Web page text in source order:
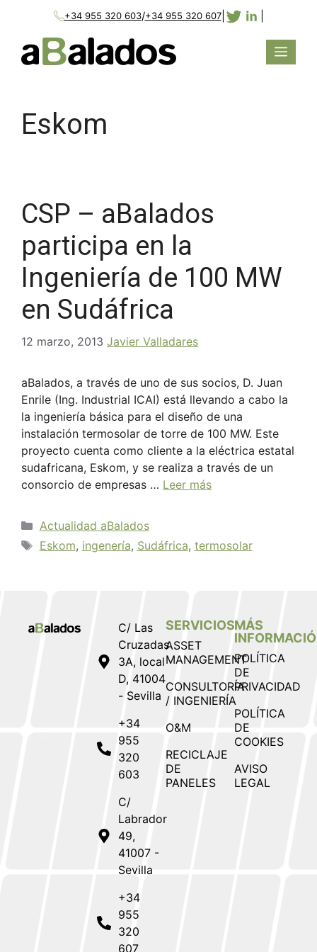
+34 955 320 603/+34 955 320 607|
Eskom
CSP – aBalados
participa en la
Ingeniería de 100 MW
en Sudáfrica
12 marzo, 2013 Javier Valladares
aBalados, a través de uno de sus socios, D. Juan
Enrile (Ing. Industrial ICAI) está llevando a cabo la
la ingeniería básica para el diseño de una
instalación termosolar de torre de 100 MW. Este
proyecto cuenta como cliente a la eléctrica estatal
sudafricana, Eskom, y se realiza a través de un
consorcio de empresas … Leer más
Actualidad aBalados
Eskom, ingenería, Sudáfrica, termosolar
C/ Las
Cruzadas
3A, local
D, 41004
- Sevilla
+34
955
320
603
C/
Labrador
49,
41007 -
Sevilla
+34
955
320
607
SERVICIOS
ASSET
MANAGEMENT
CONSULTORÍA
/ INGENIERÍA
O&M
RECICLAJE
DE
PANELES
MÁS
POLÍTICA
DE
PRIVACIDAD
POLÍTICA
DE
COOKIES
AVISO
LEGAL